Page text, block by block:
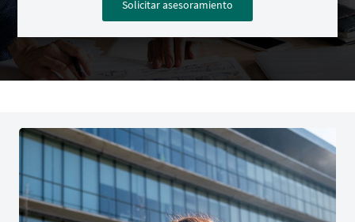
Solicitar asesoramiento